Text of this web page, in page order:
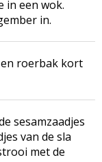
in een wok.
in.
en roerbak kort
sesamzaadjes
van de sla
met de